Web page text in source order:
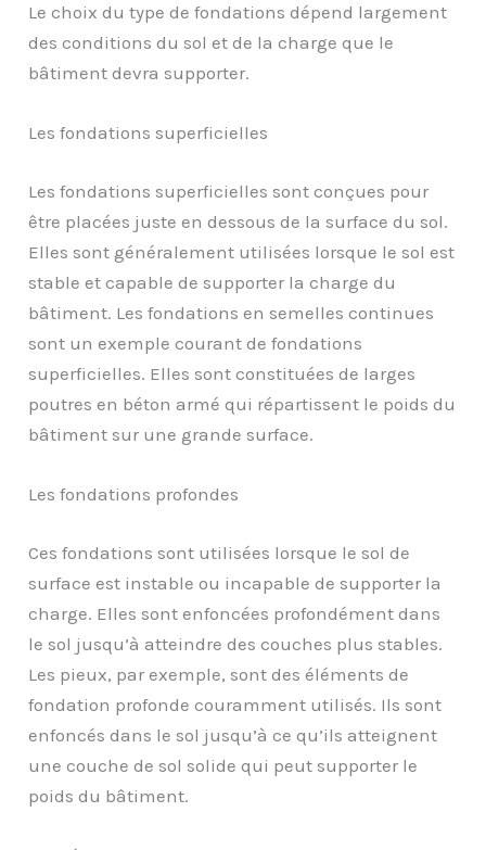
Le choix du type de fondations dépend largement
des conditions du sol et de la charge que le
bâtiment devra supporter.
Les fondations superficielles
Les fondations superficielles sont conçues pour
être placées juste en dessous de la surface du sol.
Elles sont généralement utilisées lorsque le sol est
stable et capable de supporter la charge du
bâtiment. Les fondations en semelles continues
sont un exemple courant de fondations
superficielles. Elles sont constituées de larges
poutres en béton armé qui répartissent le poids du
bâtiment sur une grande surface.
Les fondations profondes
Ces fondations sont utilisées lorsque le sol de
surface est instable ou incapable de supporter la
charge. Elles sont enfoncées profondément dans
le sol jusqu’à atteindre des couches plus stables.
Les pieux, par exemple, sont des éléments de
fondation profonde couramment utilisés. Ils sont
enfoncés dans le sol jusqu’à ce qu’ils atteignent
une couche de sol solide qui peut supporter le
poids du bâtiment.